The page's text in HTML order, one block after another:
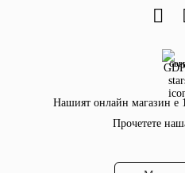
Нашият онлайн магазин е
Прочетете